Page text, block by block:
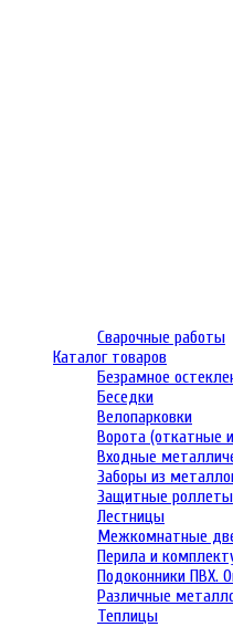
Сварочные работы
Каталог товаров
Безрамное
Беседки
Велопарковки
Ворота (откатные
Входные
Заборы из
Защитные роллеты
Лестницы
Межкомнатные
Перила и
Подоконники ПВХ.
Различные
Теплицы